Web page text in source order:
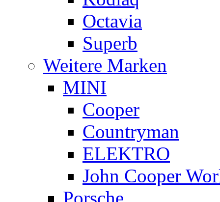
Octavia
Superb
Weitere Marken
MINI
Cooper
Countryman
ELEKTRO
John Cooper